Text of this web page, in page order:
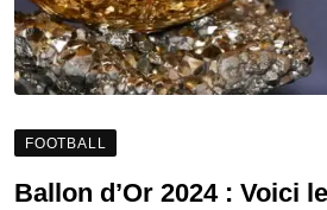
FOOTBALL
Ballon d’Or 2024 : Voici